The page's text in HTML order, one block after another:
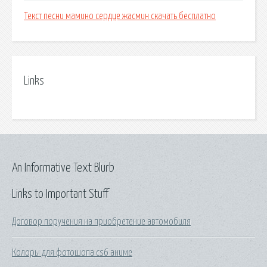
Текст песни мамино сердце жасмин скачать бесплатно
Links
Links to Important Stuff
Договор поручения на приобретение автомобиля
Колоры для фотошопа cs6 аниме
An Informative Text Blurb